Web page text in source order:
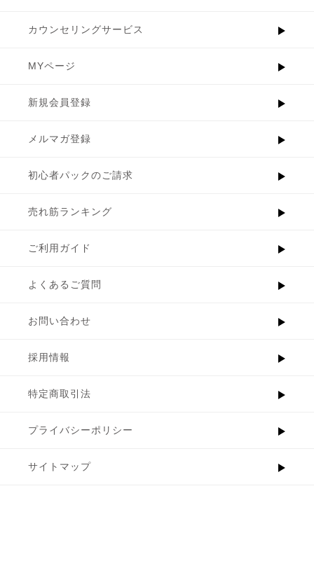
カウンセリングサービス
MYページ
新規会員登録
メルマガ登録
初心者パックのご請求
売れ筋ランキング
ご利用ガイド
よくあるご質問
お問い合わせ
採用情報
特定商取引法
プライバシーポリシー
サイトマップ